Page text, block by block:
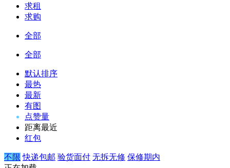
求租
求购
全部
全部
默认排序
最热
最新
有图
点赞量
距离最近
红包
不限 快递包邮 验货面付 无拆无修 保修期内